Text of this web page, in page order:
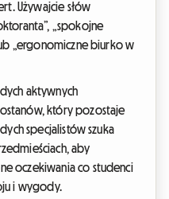
Używajcie słów
„spokojne
„ergonomiczne biurko w
aktywnych
który pozostaje
specjalistów szuka
aby
oczekiwania co studenci
i wygody.